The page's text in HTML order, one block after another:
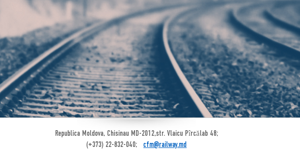
Republica Moldova, Chisinau MD-2012,str. Vlaicu Pîrcălab 48;
(+373) 22-832-040; cfm@railway.md